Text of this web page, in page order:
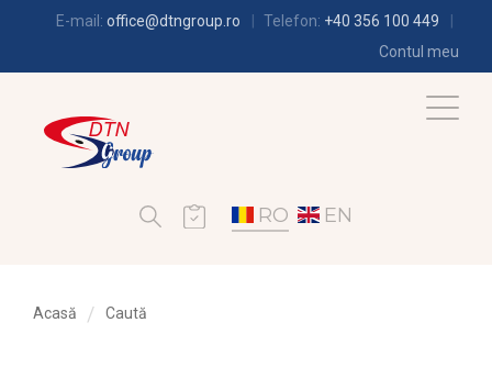
E-mail: office@dtngroup.ro Telefon: +40 356 100 449
Contul meu
RO EN
Acasă Caută